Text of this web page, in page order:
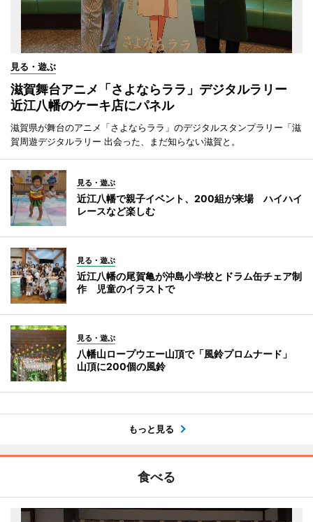
見る・遊ぶ
滋賀舞台アニメ「さよならララ」デジタルラリー
近江八幡のケーキ店にパネル
滋賀県が舞台のアニメ「さよならララ」のデジタルスタンプラリー「滋
賀周遊デジタルラリー 出会った、まだ知らない滋賀と。
見る・遊ぶ
近江八幡で親子イベント、200組が来場 ハイハイ
レースなど楽しむ
見る・遊ぶ
近江八幡の尾賀亀が沖島小学校とドラム缶チェア制
作 児童のイラストで
見る・遊ぶ
八幡山ロープウエー山頂で「風鈴プロムナード」
山頂に200個の風鈴
もっと見る
食べる